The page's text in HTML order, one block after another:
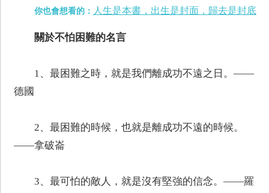
你也會想看的： 人生是本書，出生是封面，歸去是封底
關於不怕困難的名言
1、最困難之時，就是我們離成功不遠之日。——
德國
2、最困難的時候，也就是離成功不遠的時候。
——拿破崙
3、最可怕的敵人，就是沒有堅強的信念。——羅